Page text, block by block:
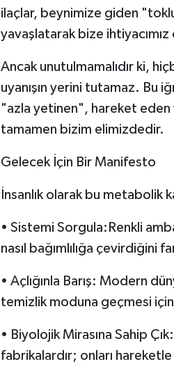
ilaçlar, beynimize giden
yavaşlatarak bize
Ancak unutulmamalıdır ki,
uyanışın yerini tutamaz. Bu
"azla yetinen", hareket eden
tamamen bizim elimizdedir.
Gelecek İçin Bir Manifesto
İnsanlık olarak bu metabolik
• Sistemi Sorgula:Renkli
nasıl bağımlılığa çevirdiğini
• Açlığınla Barış: Modern
temizlik moduna geçmesi
• Biyolojik Mirasına Sahip
fabrikalardır; onları hareketle